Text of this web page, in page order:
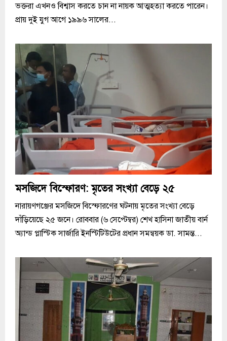
ভক্তরা এখনও বিশ্বাস করতে চান না নায়ক আত্মহত্যা করতে পারেন।
প্রায় দুই যুগ আগে ১৯৯৬ সালের...
মসজিদে বিস্ফোরণ: মৃতের সংখ্যা বেড়ে ২৫
নারায়ণগঞ্জের মসজিদে বিস্ফোরণের ঘটনায় মৃতের সংখ্যা বেড়ে
দাঁড়িয়েছে ২৫ জনে। রোববার (৬ সেপ্টেম্বর) শেখ হাসিনা জাতীয় বার্ন
অ্যান্ড প্লাস্টিক সার্জারি ইনস্টিটিউটের প্রধান সমন্বয়ক ডা. সামন্ত...